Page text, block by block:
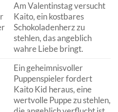
Am Valentinstag versucht
Kaito, ein kostbares
Schokoladenherz zu
stehlen, das angeblich
wahre Liebe bringt.
Ein geheimnisvoller
Puppenspieler fordert
Kaito Kid heraus, eine
wertvolle Puppe zu stehlen,